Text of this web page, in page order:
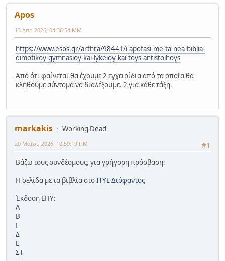
Apos
13 Απρ 2026, 04:36:54 ΜΜ
https://www.esos.gr/arthra/98441/i-apofasi-me-ta-nea-biblia-
dimotikoy-gymnasioy-kai-lykeioy-kai-toys-antistoihoys
Από ότι φαίνεται θα έχουμε 2 εγχειρίδια από τα οποία θα
κληθούμε σύντομα να διαλέξουμε. 2 για κάθε τάξη.
markakis
Working Dead
#1
20 Μαΐου 2026, 10:59:19 ΠΜ
Βάζω τους συνδέσμους, για γρήγορη πρόσβαση:
Η σελίδα με τα βιβλία στοΙΤΥΕ Διόφαντος
Έκδοση ΕΠΥ:
Α
Β
Γ
Δ
Ε
ΣΤ